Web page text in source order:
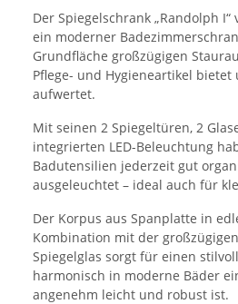
Der Spiegelschrank „Randolph
ein moderner
Grundfläche großzügigen
Pflege- und Hygieneartikel
aufwertet.
Mit seinen 2 Spiegeltüren, 2
integrierten LED-Beleuchtung
Badutensilien jederzeit gut
ausgeleuchtet – ideal auch für
Der Korpus aus Spanplatte in
Kombination mit der
Spiegelglas sorgt für einen
harmonisch in moderne Bäder
angenehm leicht und robust ist.